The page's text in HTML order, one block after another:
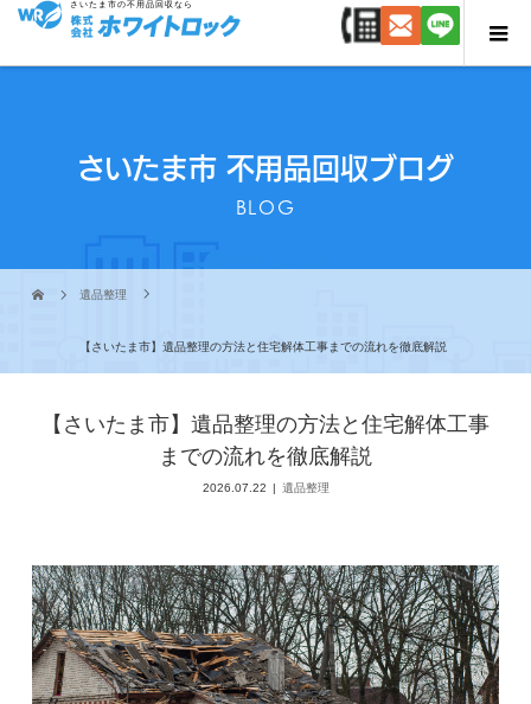
さいたま市の不用品回収なら
さいたま市 不用品回収ブログ
BLOG
遺品整理
【さいたま市】遺品整理の方法と住宅解体工事までの流れを徹底解説
【さいたま市】遺品整理の方法と住宅解体工事
までの流れを徹底解説
2026.07.22 遺品整理